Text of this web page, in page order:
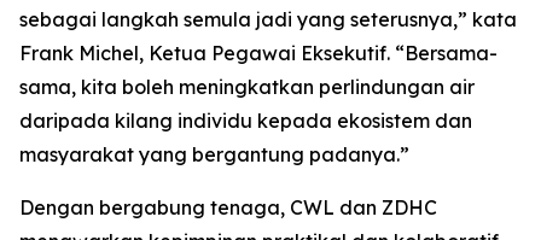
sebagai langkah semula jadi yang seterusnya,” kata
Frank Michel, Ketua Pegawai Eksekutif. “Bersama-
sama, kita boleh meningkatkan perlindungan air
daripada kilang individu kepada ekosistem dan
masyarakat yang bergantung padanya.”
Dengan bergabung tenaga, CWL dan ZDHC